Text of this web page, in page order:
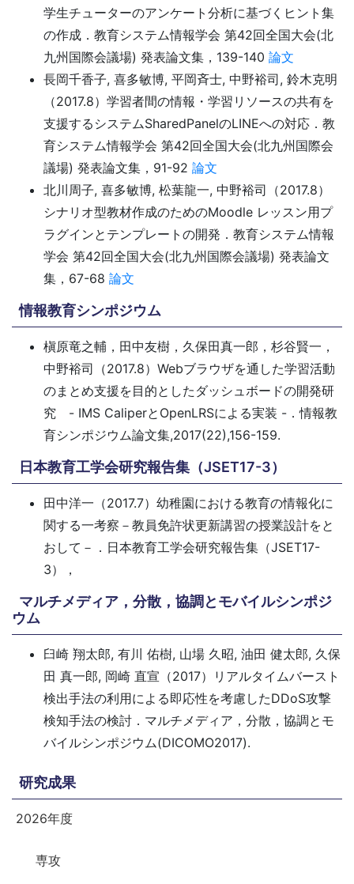
学生チューターのアンケート分析に基づくヒント集
の作成．教育システム情報学会 第42回全国大会(北
九州国際会議場) 発表論文集，139-140 論文
長岡千香子, 喜多敏博, 平岡斉士, 中野裕司, 鈴木克明
（2017.8）学習者間の情報・学習リソースの共有を
支援するシステムSharedPanelのLINEへの対応．教
育システム情報学会 第42回全国大会(北九州国際会
議場) 発表論文集，91-92 論文
北川周子, 喜多敏博, 松葉龍一, 中野裕司（2017.8）
シナリオ型教材作成のためのMoodle レッスン用プ
ラグインとテンプレートの開発．教育システム情報
学会 第42回全国大会(北九州国際会議場) 発表論文
集，67-68 論文
情報教育シンポジウム
槇原竜之輔，田中友樹，久保田真一郎，杉谷賢一，
中野裕司（2017.8）Webブラウザを通した学習活動
のまとめ支援を目的としたダッシュボードの開発研
究 - IMS CaliperとOpenLRSによる実装 -．情報教
育シンポジウム論文集,2017(22),156-159.
日本教育工学会研究報告集（JSET17-3）
田中洋一（2017.7）幼稚園における教育の情報化に
関する一考察－教員免許状更新講習の授業設計をと
おして－．日本教育工学会研究報告集（JSET17-
3），
マルチメディア，分散，協調とモバイルシンポジ
ウム
臼崎 翔太郎, 有川 佑樹, 山場 久昭, 油田 健太郎, 久保
田 真一郎, 岡崎 直宣（2017）リアルタイムバースト
検出手法の利用による即応性を考慮したDDoS攻撃
検知手法の検討．マルチメディア，分散，協調とモ
バイルシンポジウム(DICOMO2017).
研究成果
2026年度
専攻